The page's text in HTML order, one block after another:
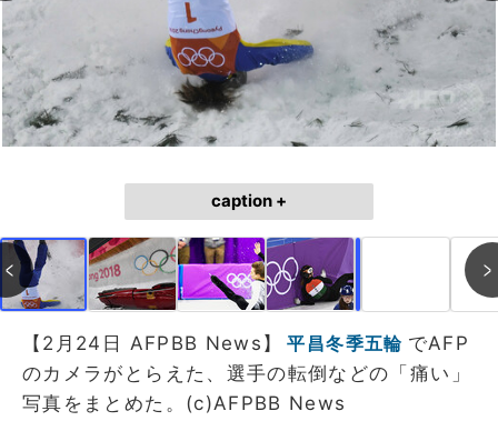
caption +
成中 画像作成中
【2月24日 AFPBB News】 平昌冬季五輪 でAFP
のカメラがとらえた、選手の転倒などの「痛い」
写真をまとめた。(c)AFPBB News